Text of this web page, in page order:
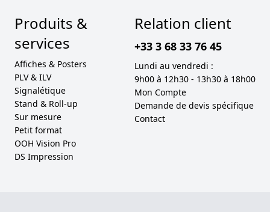
Produits &
services
Affiches & Posters
PLV & ILV
Signalétique
Stand & Roll-up
Sur mesure
Petit format
OOH Vision Pro
DS Impression
Relation client
+33 3 68 33 76 45
Lundi au vendredi :
9h00 à 12h30 - 13h30 à 18h00
Mon Compte
Demande de devis spécifique
Contact